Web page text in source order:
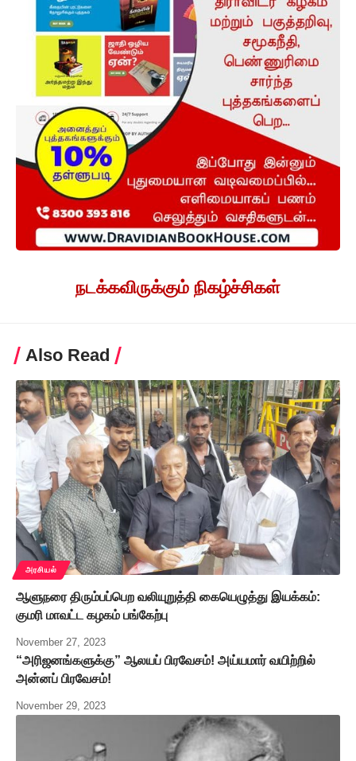
நடக்கவிருக்கும் நிகழ்ச்சிகள்
Also Read
அரசியல்
ஆளுநரை திரும்பப்பெற வலியுறுத்தி கையெழுத்து இயக்கம்:
குமரி மாவட்ட கழகம் பங்கேற்பு
November 27, 2023
“அரிஜனங்களுக்கு” ஆலயப் பிரவேசம்! அய்யமார் வயிற்றில்
அன்னப் பிரவேசம்!
November 29, 2023